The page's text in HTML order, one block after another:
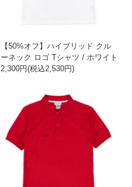
【50%オフ】ハイブリッド クル
ーネック ロゴ Tシャツ / ホワイト
2,300円(税込2,530円)